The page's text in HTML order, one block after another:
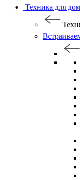
Техника для